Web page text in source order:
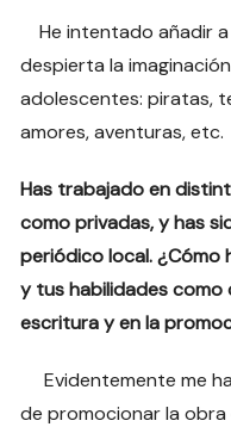
He intentado añadir
despierta la
adolescentes: piratas,
amores, aventuras, etc.
Has trabajado en
como privadas, y has
periódico local. ¿Cómo
y tus habilidades como
escritura y en la
Evidentemente me
de promocionar la